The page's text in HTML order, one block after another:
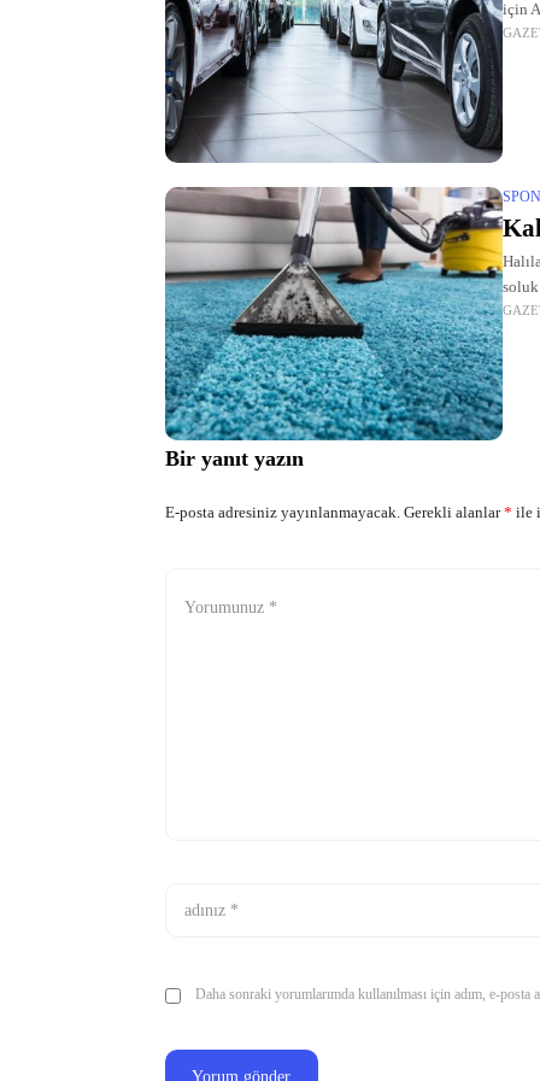
için
soluk
halı
Bir yanıt yazın
E-posta adresiniz yayınlanmayacak. Gerekli alanlar* ile
Daha sonraki yorumlarımda kullanılması için adım, e-posta